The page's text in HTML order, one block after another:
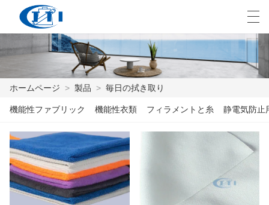
ホームページ
製品
カスタマイズ
私たちについて
العربية česky Deutsch
ホームページ > 製品 > 毎日の拭き取り
機能性ファブリック 機能性衣類 フィラメントと糸 静電気防止